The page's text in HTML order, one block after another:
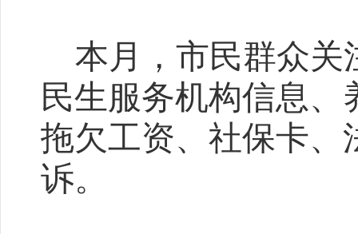
本月，市民群众关
民生服务机构信息
拖欠工资、社保卡、
诉。